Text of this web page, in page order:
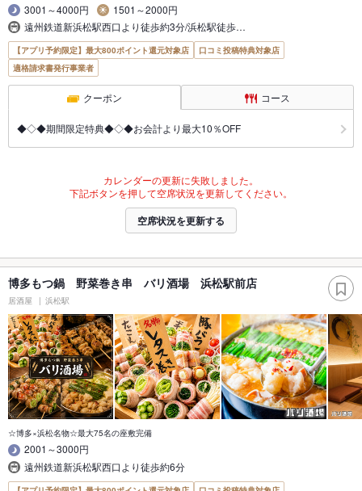
3001～4000円
1501～2000円
遠州鉄道新浜松駅西口より徒歩約3分/浜松駅徒歩…
【アプリ予約限定】最大800ポイント還元対象店
口コミ投稿特典対象店
適格請求書発行事業者
クーポン コース
◆◇◆期間限定特典◆◇◆お会計より最大10％OFF
カレンダーの更新に失敗しました。
下記ボタンを押して空席状況を更新してください。
空席状況を更新する
博多もつ鍋 野菜巻き串 バリ酒場 浜松駅前店
居酒屋 浜松駅
☆博多×浜松名物☆最大75名の座敷完備
2001～3000円
遠州鉄道新浜松駅西口より徒歩約6分